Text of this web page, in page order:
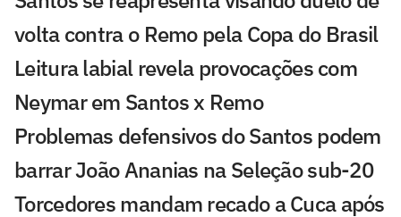
volta contra o Remo pela Copa do Brasil
Leitura labial revela provocações com
Neymar em Santos x Remo
Problemas defensivos do Santos podem
barrar João Ananias na Seleção sub-20
Torcedores mandam recado a Cuca após